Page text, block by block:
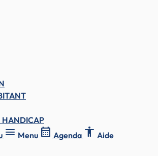
HANDICAP
menu Menu calendar_month Agenda accessibility Aide